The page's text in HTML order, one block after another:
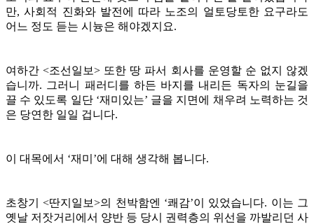
만, 사회적 진화와 발전에 따라 노조의 얼토당토한 요구라도
어느 정도 듣는 시늉은 해야겠지요.
여하간 <조선일보> 또한 땅 파서 회사를 운영할 순 없지 않겠
습니까. 그러니 패러디를 하든 바지를 내리든 독자의 눈길을
끌 수 있도록 일단 ‘재미있는’ 글을 지면에 채우려 노력하는 것
은 당연한 일일 겁니다.
이 대목에서 ‘재미’에 대해 생각해 봅니다.
초창기 <딴지일보>의 천박함엔 ‘쾌감’이 있었습니다. 이는 그
옛날 저잣거리에서 양반 등 당시 권력층의 위선을 까발리던 사